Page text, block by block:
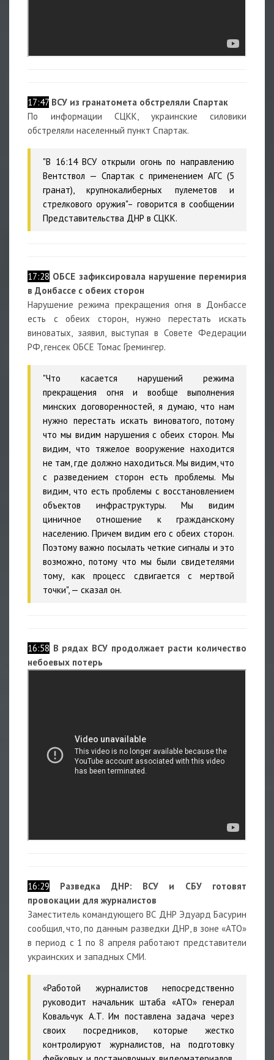
17:47 ВСУ из гранатомета обстреляли Спартак
По
информации СЦКК, украинские силовики
обстреляли населенный пункт Спартак.
"В 16:14 ВСУ открыли огонь по направлению
Вентствол — Спартак с применением АГС (5
гранат), крупнокалиберных пулеметов и
стрелкового оружия"– говорится в сообщении
Представительства ДНР в СЦКК.
17:28 ОБСЕ зафиксировала нарушение перемирия
в Донбассе с обеих сторон
Нарушение режима прекращения огня в Донбассе
есть с обеих сторон, нужно перестать искать
виноватых, заявил, выступая в Совете Федерации
РФ, генсек ОБСЕ Томас Гремингер.
"Что касается нарушений режима
прекращения огня и вообще выполнения
минских договоренностей, я думаю, что нам
нужно перестать искать виноватого, потому
что мы видим нарушения с обеих сторон. Мы
видим, что тяжелое вооружение находится
не там, где должно находиться. Мы видим, что
с разведением сторон есть проблемы. Мы
видим, что есть проблемы с восстановлением
объектов инфраструктуры. Мы видим
циничное отношение к гражданскому
населению. Причем видим его с обеих сторон.
Поэтому важно посылать четкие сигналы и это
возможно, потому что мы были свидетелями
тому, как процесс сдвигается с мертвой
точки", — сказал он.
16:58 В рядах ВСУ продолжает расти количество
небоевых потерь
16:29
Разведка ДНР: ВСУ и СБУ готовят
провокации для журналистов
Заместитель командующего ВС ДНР Эдуард Басурин
сообщил, что, по данным разведки ДНР, в зоне «АТО»
в период с 1 по 8 апреля работают представители
украинских и западных СМИ.
«Работой журналистов непосредственно
руководит начальник штаба «АТО» генерал
Ковальчук А.Т. Им поставлена задача через
своих посредников, которые жестко
контролируют журналистов, на подготовку